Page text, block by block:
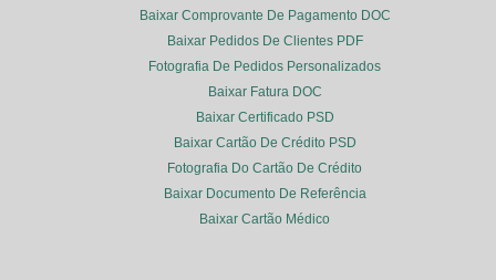
Baixar Comprovante De Pagamento DOC
Baixar Pedidos De Clientes PDF
Fotografia De Pedidos Personalizados
Baixar Fatura DOC
Baixar Certificado PSD
Baixar Cartão De Crédito PSD
Fotografia Do Cartão De Crédito
Baixar Documento De Referência
Baixar Cartão Médico